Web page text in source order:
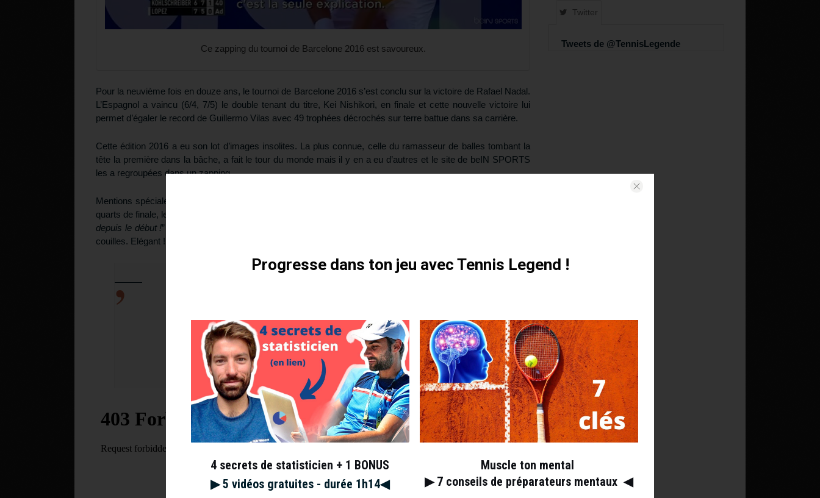
Ce zapping du tournoi de Barcelone 2016 est savoureux.
Pour la neuvième fois en douze ans, le tournoi de Barcelone 2016 s’est conclu sur la victoire de Rafael Nadal.
L’Espagnol a vaincu (6/4, 7/5) le double tenant du titre, Kei Nishikori, en finale et cette nouvelle victoire lui
permet d’égaler le record de Guillermo Vilas avec 49 trophées décrochés sur terre battue dans sa carrière.
Cette édition 2016 a eu son lot d’images insolites. La plus connue, celle du ramasseur de balles tombant la
tête la première dans la bâche, a fait le tour du monde mais il y en a eu d’autres et le site de beIN SPORTS
les a regroupées dans un zapping.
Mentions spéciales pour le Gaulois, pour Benoît Paire et pour Philipp Kohlschreiber. Face à Malek Jaziri en
quarts de finale, le Français nous a sorti un grand classique du joueur amateur : “
depuis le début !” Quant à l’Allemand, il a pris un point de pénalité pour avoir dit à l’arbitre qu’il n’avait pas de
couilles. Elégant !
@bcnopenbshttps://t.co/odvN6OmLsX
— Tennis Legend (@TennisLegende) 25 avril 2016
Twitter
Tweets de @TennisLegende
Progresse dans ton jeu avec Tennis Legend !
4 secrets de statisticien + 1 BONUS
▶︎ 5 vidéos gratuites - durée 1h14◀︎
Muscle ton mental
▶︎ 7 conseils de préparateurs mentaux ◀︎